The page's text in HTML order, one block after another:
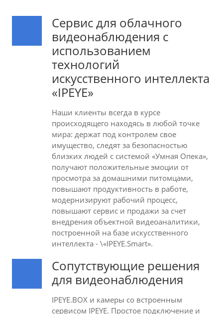
Сервис для облачного
видеонаблюдения с
использованием
технологий
искусственного интеллекта
«IPEYE»
Наши клиенты всегда в курсе
происходящего находясь в любой точке
мира: держат под контролем свое
имущество, следят за безопасностью
близких людей с системой «Умная Опека»,
получают положительные эмоции от
просмотра за домашними питомцами,
повышают продуктивность в работе,
модернизируют рабочий процесс,
повышают сервис и продажи за счет
внедрения объектной видеоаналитики,
построенной на базе искусственного
интеллекта - \«IPEYE.Smart».
Сопутствующие решения
для видеонаблюдения
IPEYE.BOX и камеры со встроенным
сервисом IPEYE. Простое подключение и